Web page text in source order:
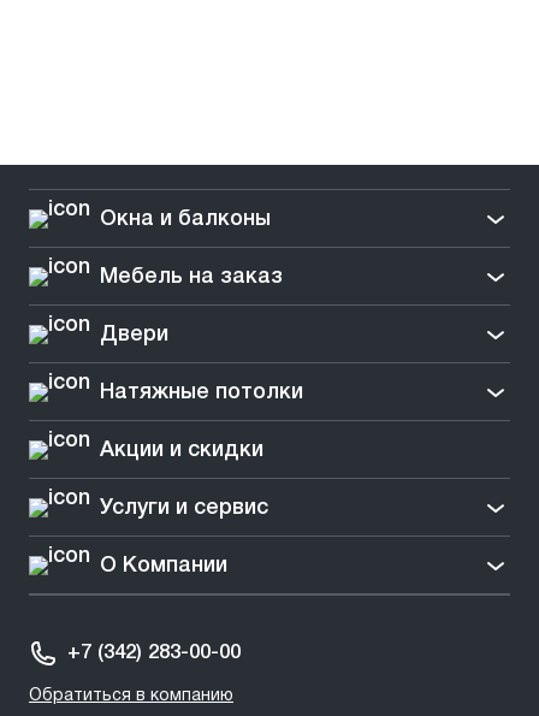
Окна и балконы
Мебель на заказ
Двери
Натяжные потолки
Акции и скидки
Услуги и сервис
О Компании
+7 (342) 283-00-00
Обратиться в компанию